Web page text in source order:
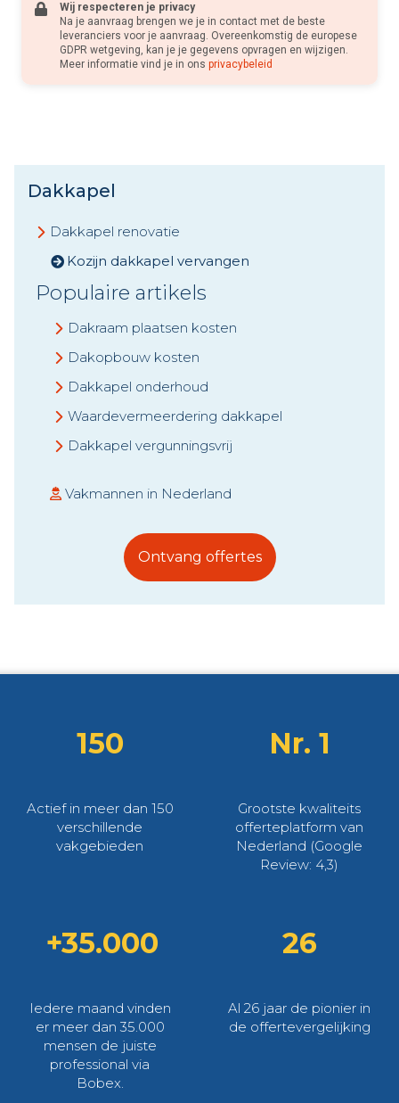
Wij respecteren je privacy
Na je aanvraag brengen we je in contact met de beste
leveranciers voor je aanvraag. Overeenkomstig de europese
GDPR wetgeving, kan je je gegevens opvragen en wijzigen.
Meer informatie vind je in ons privacybeleid
Dakkapel
Dakkapel renovatie
Kozijn dakkapel vervangen
Populaire artikels
Dakraam plaatsen kosten
Dakopbouw kosten
Dakkapel onderhoud
Waardevermeerdering dakkapel
Dakkapel vergunningsvrij
Vakmannen in Nederland
Ontvang offertes
150
Actief in meer dan 150
verschillende
vakgebieden
Nr. 1
Grootste kwaliteits
offerteplatform van
Nederland (Google
Review: 4,3)
+35.000
Iedere maand vinden
er meer dan 35.000
mensen de juiste
professional via
Bobex.
26
Al 26 jaar de pionier in
de offertevergelijking